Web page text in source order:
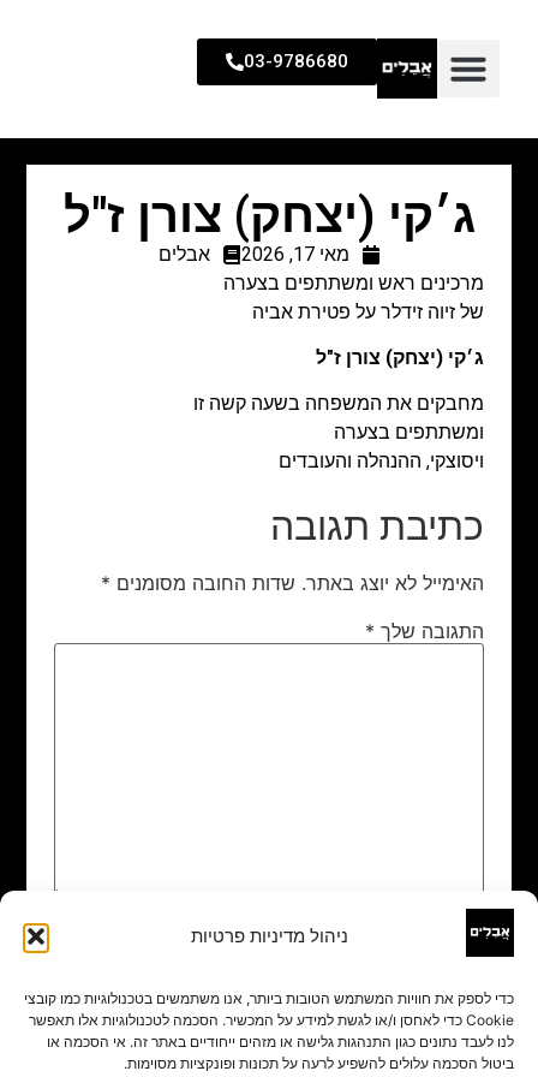
ניהול מדיניות פרטיות
כדי לספק את חוויות המשתמש הטובות ביותר, אנו משתמשים בטכנולוגיות כמו קובצי
Cookie כדי לאחסן ו/או לגשת למידע על המכשיר. הסכמה לטכנולוגיות אלו תאפשר
לנו לעבד נתונים כגון התנהגות גלישה או מזהים ייחודיים באתר זה. אי הסכמה או
ביטול הסכמה עלולים להשפיע לרעה על תכונות ופונקציות מסוימות.
03-9786680
ג׳קי (יצחק) צורן ז"ל
מאי 17, 2026
אבלים
מרכינים ראש ומשתתפים בצערה
של זיוה זידלר על פטירת אביה
ג׳קי (יצחק) צורן ז"ל
מחבקים את המשפחה בשעה קשה זו
ומשתתפים בצערה
ויסוצקי, ההנהלה והעובדים
כתיבת תגובה
האימייל לא יוצג באתר. שדות החובה מסומנים *
התגובה שלך *
שם
אימייל*